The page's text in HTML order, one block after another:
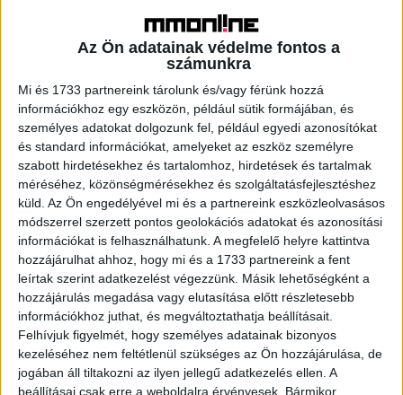
Az Ön adatainak védelme fontos a
számunkra
Mi és 1733 partnereink tárolunk és/vagy férünk hozzá
információkhoz egy eszközön, például sütik formájában, és
személyes adatokat dolgozunk fel, például egyedi azonosítókat
és standard információkat, amelyeket az eszköz személyre
szabott hirdetésekhez és tartalomhoz, hirdetések és tartalmak
méréséhez, közönségmérésekhez és szolgáltatásfejlesztéshez
küld. Az Ön engedélyével mi és a partnereink eszközleolvasásos
módszerrel szerzett pontos geolokációs adatokat és azonosítási
információkat is felhasználhatunk. A megfelelő helyre kattintva
hozzájárulhat ahhoz, hogy mi és a 1733 partnereink a fent
leírtak szerint adatkezelést végezzünk. Másik lehetőségként a
hozzájárulás megadása vagy elutasítása előtt részletesebb
információkhoz juthat, és megváltoztathatja beállításait.
Felhívjuk figyelmét, hogy személyes adatainak bizonyos
kezeléséhez nem feltétlenül szükséges az Ön hozzájárulása, de
jogában áll tiltakozni az ilyen jellegű adatkezelés ellen. A
beállításai csak erre a weboldalra érvényesek. Bármikor
minden érintett azonos információval rendelkezik az
akadálymentességgel kapcsolatban, az egyén könnyedén
eldöntheti, hogy számára hozzáférhető-e az adott épület.”
A tervezés alatt álló vagy már elkészült épületek
tulajdonosai és üzemeltetői közvetlenül, vagy akkreditált
partnerhálózaton keresztül igényelhetik az Access4you
tanúsítványt Magyarországon és külföldön egyaránt. Ezt
minden esetben független szakértők végzik, akik
csaknem ezer szempontot figyelembevéve teljeskörű
visszajelzést adnak az ingatlan akadálymentességi
állapotáról.
Ennek mentén az idős, mozgásában korlátozott,
gyengénlátó, vak, nagyothalló, siket, kognitív zavarral élő,
kerekesszékkel, babakocsival és segítőkutyával
közlekedő emberek minimumkövetelményeihez igazítva
tanúsítják és minősítik az adott épületet, illetve javaslatot